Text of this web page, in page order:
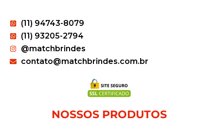
(11) 94743-8079
(11) 93205-2794
@matchbrindes
contato@matchbrindes.com.br
NOSSOS PRODUTOS